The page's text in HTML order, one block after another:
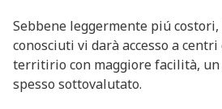
Sebbene leggermente piú
conosciuti vi darà accesso a
territirio con maggiore facilità,
spesso sottovalutato.